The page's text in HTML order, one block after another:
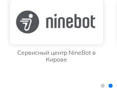
Сервисный центр NineBot в
Кирове